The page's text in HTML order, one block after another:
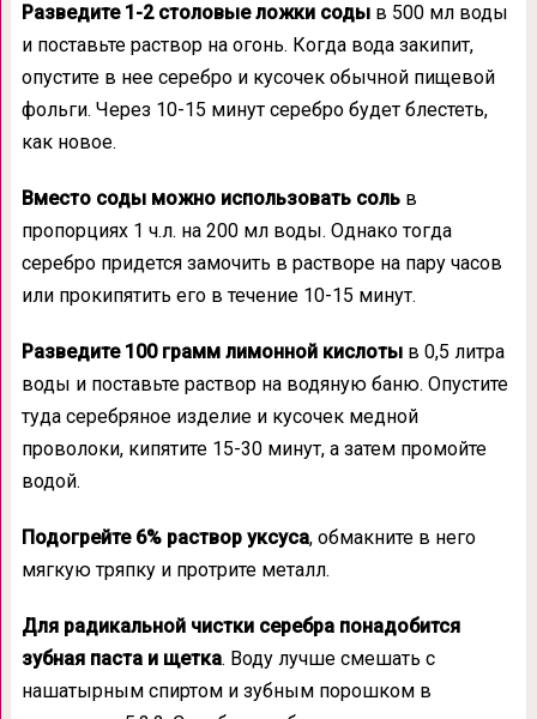
Разведите 1-2 столовые ложки содыв 500 мл воды
и поставьте раствор на огонь. Когда вода закипит,
опустите в нее серебро и кусочек обычной пищевой
фольги. Через 10-15 минут серебро будет блестеть,
как новое.
Вместо соды можно использовать сольв
пропорциях 1 ч.л. на 200 мл воды. Однако тогда
серебро придется замочить в растворе на пару часов
или прокипятить его в течение 10-15 минут.
Разведите 100 грамм лимонной кислотыв 0,5 литра
воды и поставьте раствор на водяную баню. Опустите
туда серебряное изделие и кусочек медной
проволоки, кипятите 15-30 минут, а затем промойте
водой.
Подогрейте 6% раствор уксуса, обмакните в него
мягкую тряпку и протрите металл.
Для радикальной чистки серебра понадобится
зубная паста и щетка. Воду лучше смешать с
нашатырным спиртом и зубным порошком в